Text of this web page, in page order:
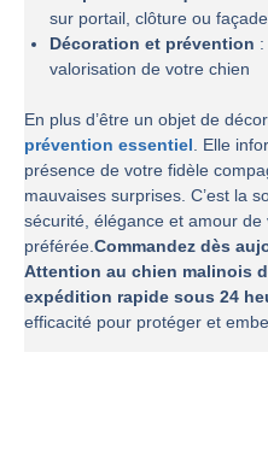
sur portail, clôture ou façade
Décoration et prévention
valorisation de votre chien
En plus d’être un objet de
prévention essentiel. Elle
présence de votre fidèle
mauvaises surprises. C’est la
sécurité, élégance et amour de
préférée.Commandez dès
Attention au chien malinois
expédition rapide sous 24
efficacité pour protéger et